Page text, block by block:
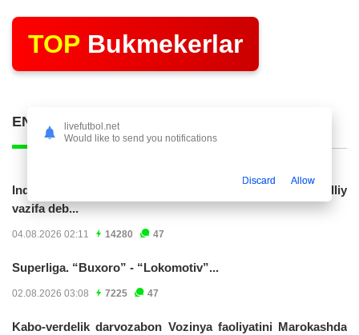
TOP Bukmekerlar
ENG KO'P O'QILGAN POSTLAR
Indoneziya prezidenti JCH-2030ga chiqishni umummilliy
vazifa deb...
04.08.2026 02:11 14280 47
Superliga. “Buxoro” - “Lokomotiv”...
02.08.2026 03:08 7225 47
Kabo-verdelik darvozabon Vozinya faoliyatini Marokashda
livefutbol.net
Would like to send you notifications
Discard Allow